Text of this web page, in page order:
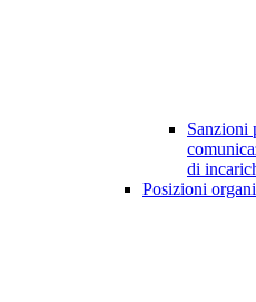
Sanzioni
di
Posizioni